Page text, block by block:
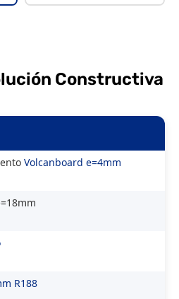
Constructiva
Volcanboard e=4mm
R188